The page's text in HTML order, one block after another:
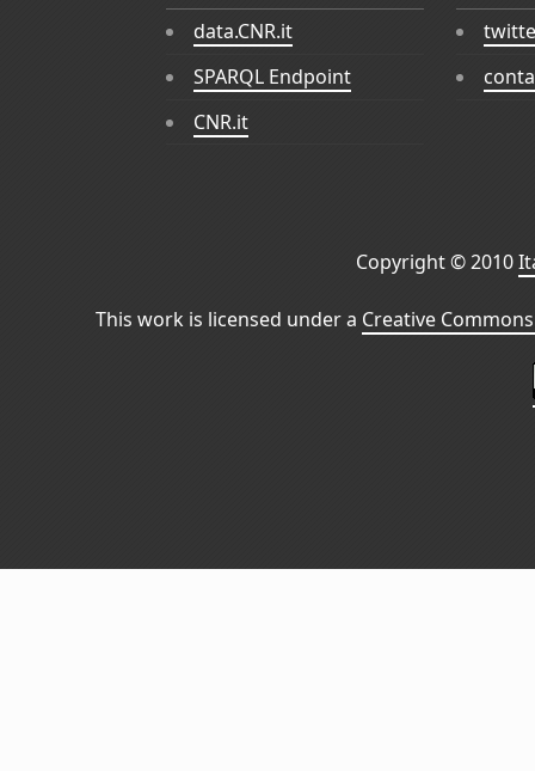
data.CNR.it
SPARQL Endpoint
CNR.it
Copyright © 2010
This work is licensed under a Creative